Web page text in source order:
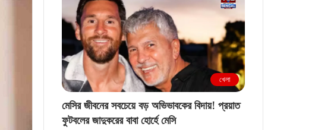
খেলা
মেসির জীবনের সবচেয়ে বড় অভিভাবকের বিদায়! প্রয়াত
ফুটবলের জাদুকরের বাবা হোর্হে মেসি